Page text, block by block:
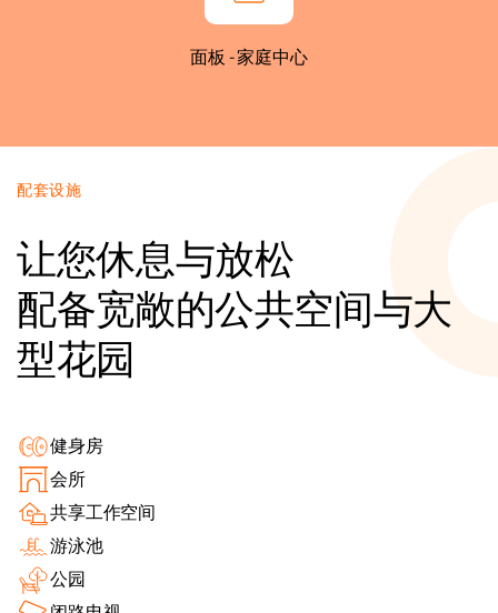
面板 - 家庭中心
配套设施
让您休息与放松
配备宽敞的公共空间与大
型花园
健身房
会所
共享工作空间
游泳池
公园